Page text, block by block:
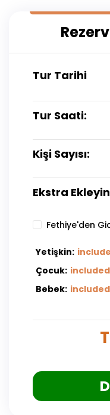
Tur Tarihi
Tur Saati:
Kişi Sayısı:
Ekstra Ekleyin
Fethiye'den
Yetişkin:
Çocuk: included
Bebek: included